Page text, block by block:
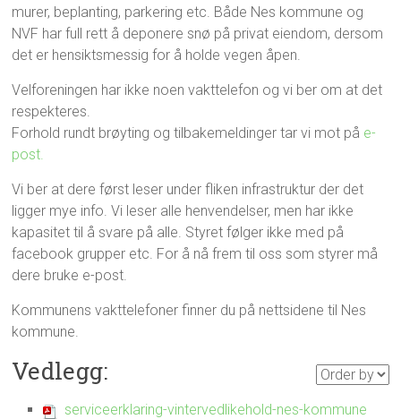
murer, beplanting, parkering etc. Både Nes kommune og
NVF har full rett å deponere snø på privat eiendom, dersom
det er hensiktsmessig for å holde vegen åpen.
Velforeningen har ikke noen vakttelefon og vi ber om at det
respekteres.
Forhold rundt brøyting og tilbakemeldinger tar vi mot på e-
post.
Vi ber at dere først leser under fliken infrastruktur der det
ligger mye info. Vi leser alle henvendelser, men har ikke
kapasitet til å svare på alle. Styret følger ikke med på
facebook grupper etc. For å nå frem til oss som styrer må
dere bruke e-post.
Kommunens vakttelefoner finner du på nettsidene til Nes
kommune.
Vedlegg:
serviceerklaring-vintervedlikehold-nes-kommune